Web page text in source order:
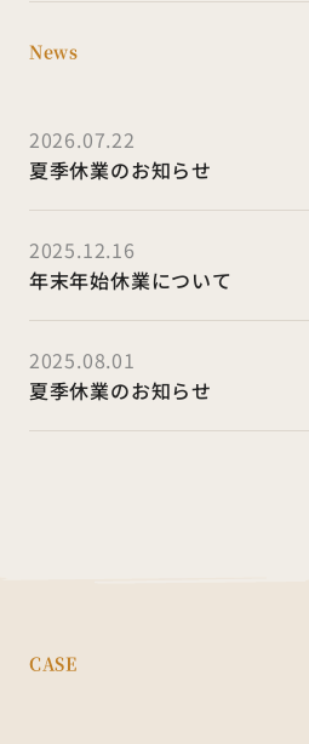
News
2026.07.22
夏季休業のお知らせ
2025.12.16
年末年始休業について
2025.08.01
夏季休業のお知らせ
CASE